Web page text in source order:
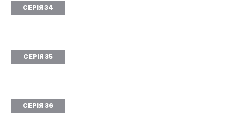
СЕРІЯ 34
СЕРІЯ 35
СЕРІЯ 36